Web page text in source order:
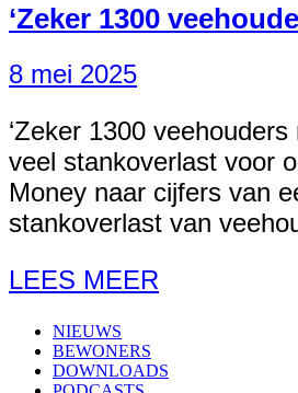
‘Zeker 1300
8 mei 2025
‘Zeker 1300
veel stankoverlast voor
Money naar cijfers van
stankoverlast van
LEES MEER
NIEUWS
BEWONERS
DOWNLOADS